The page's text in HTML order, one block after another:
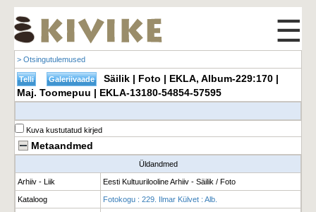
☰
> Otsingutulemused
Säilik | Foto | EKLA, Album-229:170 |
Maj. Toomepuu | EKLA-13180-54854-57595
Kuva kustutatud kirjed
Metaandmed
Üldandmed
Arhiiv - Liik Eesti Kultuurilooline Arhiiv - Säilik / Foto
Kataloog Fotokogu : 229. Ilmar Külvet : Alb.